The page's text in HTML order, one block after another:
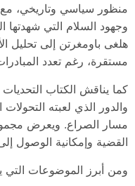
منظور سياسي وتاريخي،
وجهود السلام التي شهدتها
هلغى باومغرتن إلى تحليل
مستقرة، رغم تعدد
كما يناقش الكتاب
والدور الذي لعبته التحولات
مسار الصراع. ويعرض
القضية وإمكانية الوصول
ومن أبرز الموضوعات التي